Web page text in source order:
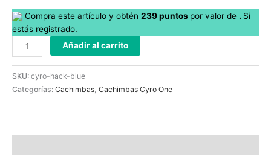
Compra este artículo y obtén 239puntos por valor de . Si
estás registrado.
Añadir al carrito
SKU: cyro-hack-blue
Categorías: Cachimbas Cachimbas Cyro One